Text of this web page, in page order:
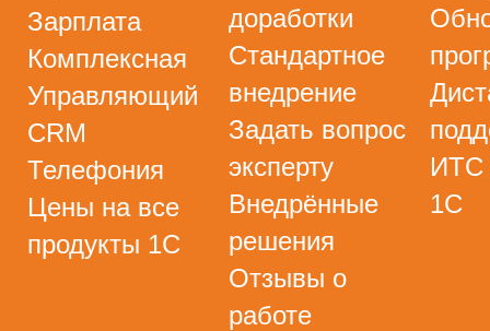
Зарплата
Комплексная
Управляющий
CRM
Телефония
Цены на все
продукты 1С
доработки
Стандартное
внедрение
Задать вопрос
эксперту
Внедрённые
решения
Отзывы о
работе
ИТС
1С